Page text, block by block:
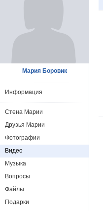
Мария Боровик
Информация
Стена Марии
Друзья Марии
Фотографии
Видео
Музыка
Вопросы
Файлы
Подарки